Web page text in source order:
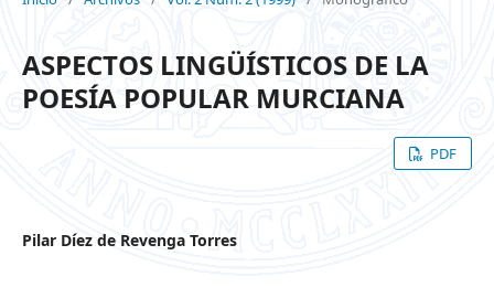
ASPECTOS LINGÜÍSTICOS DE LA
POESÍA POPULAR MURCIANA
PDF
Pilar Díez de Revenga Torres